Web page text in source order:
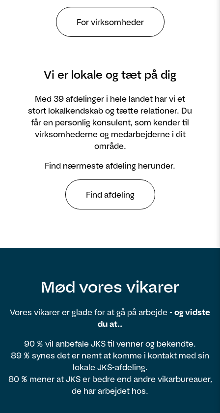
For virksomheder
Vi er lokale og tæt på dig
Med 39 afdelinger i hele landet har vi et
stort lokalkendskab og tætte relationer. Du
får en personlig konsulent, som kender til
virksomhederne og medarbejderne i dit
område.
Find nærmeste afdeling herunder.
Find afdeling
Mød vores vikarer
Vores vikarer er glade for at gå på arbejde - og vidste
du at..
90 % vil anbefale JKS til venner og bekendte.
89 % synes det er nemt at komme i kontakt med sin
lokale JKS-afdeling.
80 % mener at JKS er bedre end andre vikarbureauer,
de har arbejdet hos.